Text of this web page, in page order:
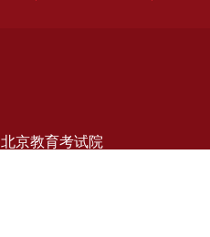
北京教育考试院